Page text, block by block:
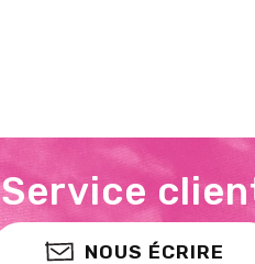
Service
NOUS ÉCRIRE